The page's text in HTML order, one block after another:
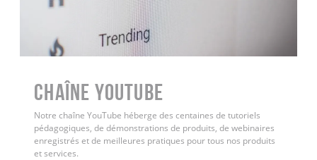
Chaîne YouTube
Notre chaîne YouTube héberge des centaines de tutoriels
pédagogiques, de démonstrations de produits, de webinaires
enregistrés et de meilleures pratiques pour tous nos produits
et services.